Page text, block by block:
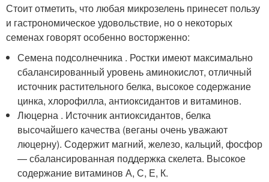
Стоит отметить, что любая микрозелень принесет пользу
и гастрономическое удовольствие, но о некоторых
семенах говорят особенно восторженно:
Семена подсолнечника . Ростки имеют максимально
сбалансированный уровень аминокислот, отличный
источник растительного белка, высокое содержание
цинка, хлорофилла, антиоксидантов и витаминов.
Люцерна . Источник антиоксидантов, белка
высочайшего качества (веганы очень уважают
люцерну). Содержит магний, железо, кальций, фосфор
— сбалансированная поддержка скелета. Высокое
содержание витаминов А, С, Е, К.